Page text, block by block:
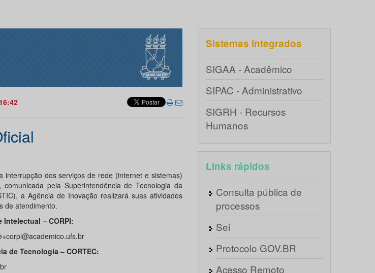
interrupção dos serviços de rede (internet e sistemas)
pela Superintendência de Tecnologia da
a Agência de Inovação realizará suas atividades
de atendimento.
– CORPI:
de Tecnologia – CORTEC:
Sistemas integrados
SIGAA - Acadêmico
SIPAC - Administrativo
SIGRH - Recursos
Humanos
Links rápidos
Consulta pública de
processos
Sei
Protocolo GOV.BR
Acesso Remoto